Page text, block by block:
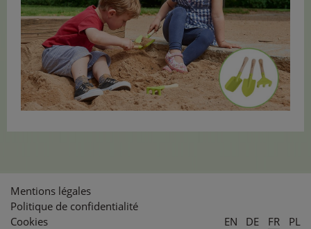
Mentions légales
Politique de confidentialité
Cookies
EN DE FR PL